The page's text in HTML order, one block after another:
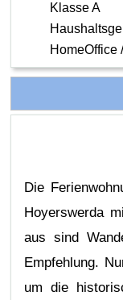
Klasse A
HomeOffice
Die
Hoyerswerda
aus sind
Empfehlung.
um die